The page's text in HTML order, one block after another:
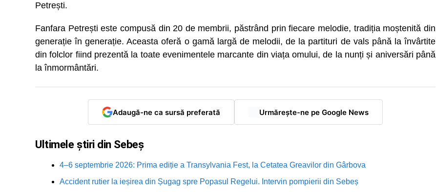
Petrești.
Fanfara Petrești este compusă din 20 de membrii, păstrând prin fiecare melodie, tradiția moștenită din
generație în generație. Aceasta oferă o gamă largă de melodii, de la partituri de vals până la învârtite
din folclor fiind prezentă la toate evenimentele marcante din viața omului, de la nunți și aniversări până
la înmormântări.
Adaugă-ne ca sursă preferată Urmărește-ne pe Google News
Ultimele știri din Sebeș
4–6 septembrie 2026: Prima ediție a Transylvania Fest, la Cetatea Greavilor din Gârbova
Accident rutier la ieșirea din Șugag spre Popasul Regelui. Intervin pompierii din Sebeș